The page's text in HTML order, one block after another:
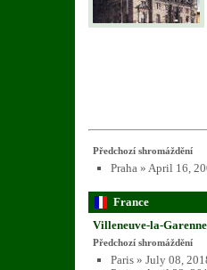
Předchozí shromáždění
Praha » April 16,
France
Villeneuve-la-Garenne
Předchozí shromáždění
Paris » July 08,